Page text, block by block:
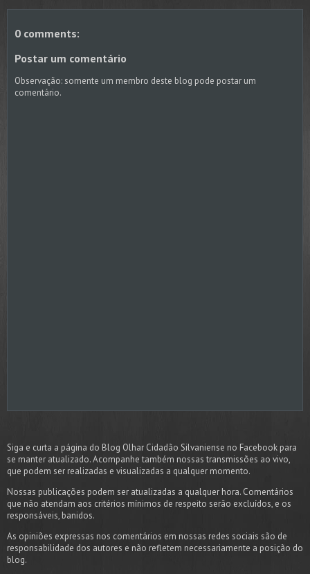
0 comments:
Postar um comentário
Observação: somente um membro deste blog pode postar um
comentário.
Siga e curta a página do Blog Olhar Cidadão Silvaniense no Facebook para
se manter atualizado. Acompanhe também nossas transmissões ao vivo,
que podem ser realizadas e visualizadas a qualquer momento.
Nossas publicações podem ser atualizadas a qualquer hora. Comentários
que não atendam aos critérios mínimos de respeito serão excluídos, e os
responsáveis, banidos.
As opiniões expressas nos comentários em nossas redes sociais são de
responsabilidade dos autores e não refletem necessariamente a posição do
blog.